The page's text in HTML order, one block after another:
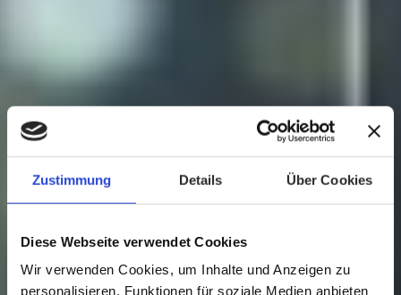
Zustimmung Details Über Cookies
Diese Webseite verwendet Cookies
Wir verwenden Cookies, um Inhalte und Anzeigen zu
personalisieren, Funktionen für soziale Medien anbieten